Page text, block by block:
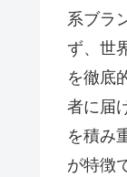
系ブラ
ず、世
を徹底
者に届
を積み
が特徴